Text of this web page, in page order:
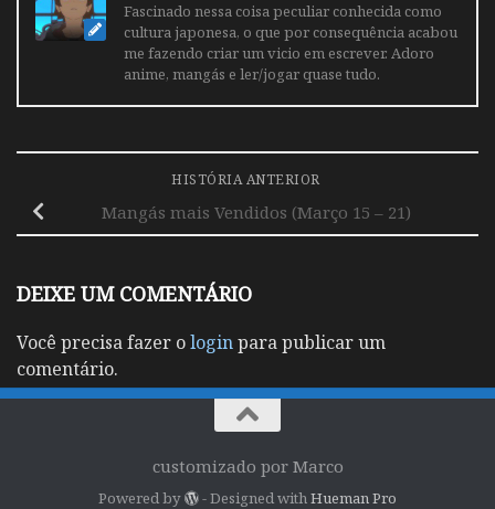
Fascinado nessa coisa peculiar conhecida como
cultura japonesa, o que por consequência acabou
me fazendo criar um vicio em escrever. Adoro
anime, mangás e ler/jogar quase tudo.
HISTÓRIA ANTERIOR
Mangás mais Vendidos (Março 15 – 21)
DEIXE UM COMENTÁRIO
Você precisa fazer ologinpara publicar um
comentário.
customizado por Marco
Powered by - Designed withHueman Pro